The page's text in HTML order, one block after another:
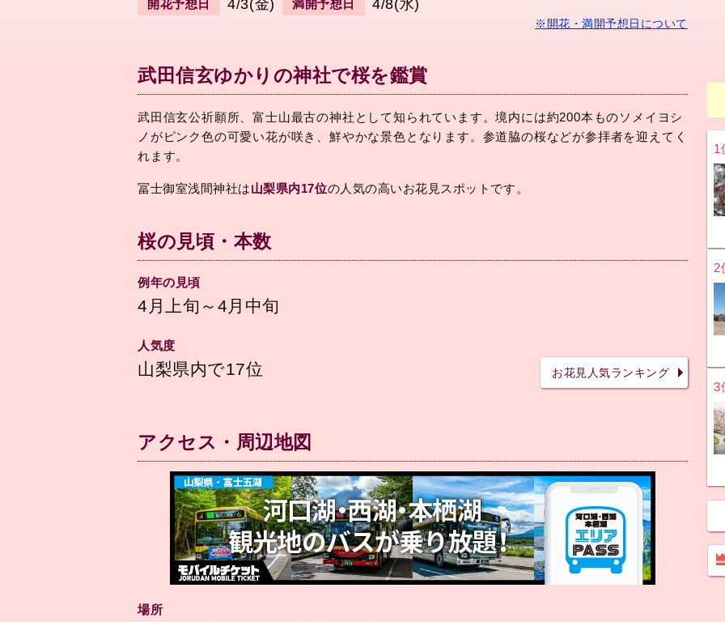
開花予想日 4/3(金) 満開予想日 4/8(水)
※開花・満開予想日について
武田信玄ゆかりの神社で桜を鑑賞
武田信玄公祈願所、富士山最古の神社として知られています。境内には約200本ものソメイヨシ
ノがピンク色の可愛い花が咲き、鮮やかな景色となります。参道脇の桜などが参拝者を迎えてく
れます。
冨士御室浅間神社は山梨県内17位の人気の高いお花見スポットです。
桜の見頃・本数
例年の見頃
4月上旬～4月中旬
人気度
山梨県内で17位 お花見人気ランキング
アクセス・周辺地図
場所
1
2
3